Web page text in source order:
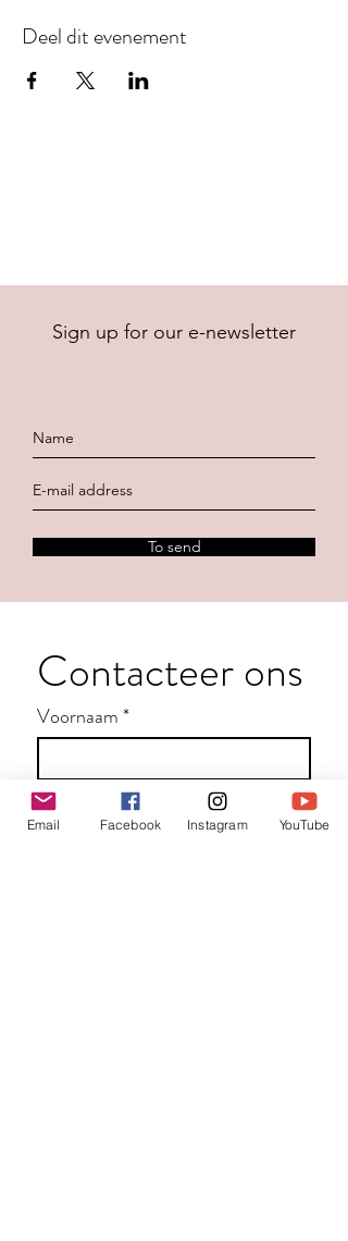
Deel dit evenement
Sign up for our e-newsletter
To send
Contacteer ons
Voornaam*
Familienaam
Email Facebook Instagram YouTube